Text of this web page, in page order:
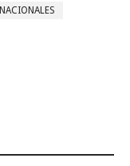
NACIONALES